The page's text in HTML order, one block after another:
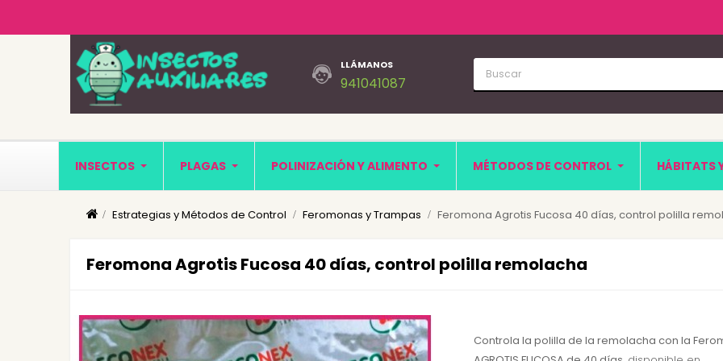
LLÁMANOS
941041087
INSECTOS PLAGAS POLINIZACIÓN Y ALIMENTO MÉTODOS DE CONTROL HÁBITATS
Estrategias y Métodos de Control Feromonas y Trampas Feromona Agrotis Fucosa 40 días, control polilla
Feromona Agrotis Fucosa 40 días, control polilla remolacha
Controla la polilla de la remolacha con la